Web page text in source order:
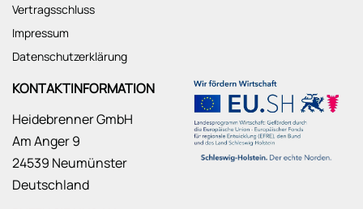
Vertragsschluss
Impressum
Datenschutzerklärung
KONTAKTINFORMATION
Heidebrenner GmbH
Am Anger 9
24539 Neumünster
Deutschland